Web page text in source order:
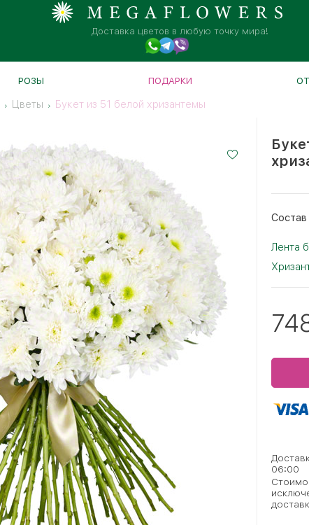
Доставка цветов в любую точку мира!
РОЗЫ ПОДАРКИ
Цветы Букет из 51 белой хризантемы
Лента
06:00